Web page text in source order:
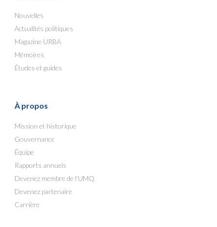
Nouvelles
Actualités politiques
Magazine URBA
Mémoires
Études et guides
À propos
Mission et historique
Gouvernance
Équipe
Rapports annuels
Devenez membre de l’UMQ
Devenez partenaire
Carrière